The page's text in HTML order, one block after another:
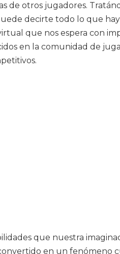
de otros jugadores.
decirte todo lo que
que nos espera con
en la comunidad de
que nuestra
en un